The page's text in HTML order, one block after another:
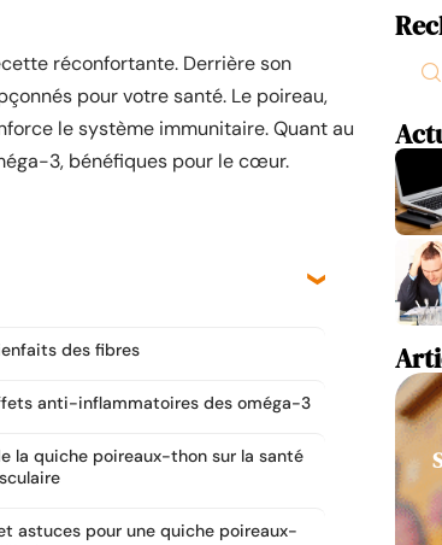
réconfortante. Derrière son
pour votre santé. Le poireau,
le système immunitaire. Quant au
3, bénéfiques pour le cœur.
des fibres
anti-inflammatoires des oméga-3
la quiche poireaux-thon sur la santé
astuces pour une quiche poireaux-